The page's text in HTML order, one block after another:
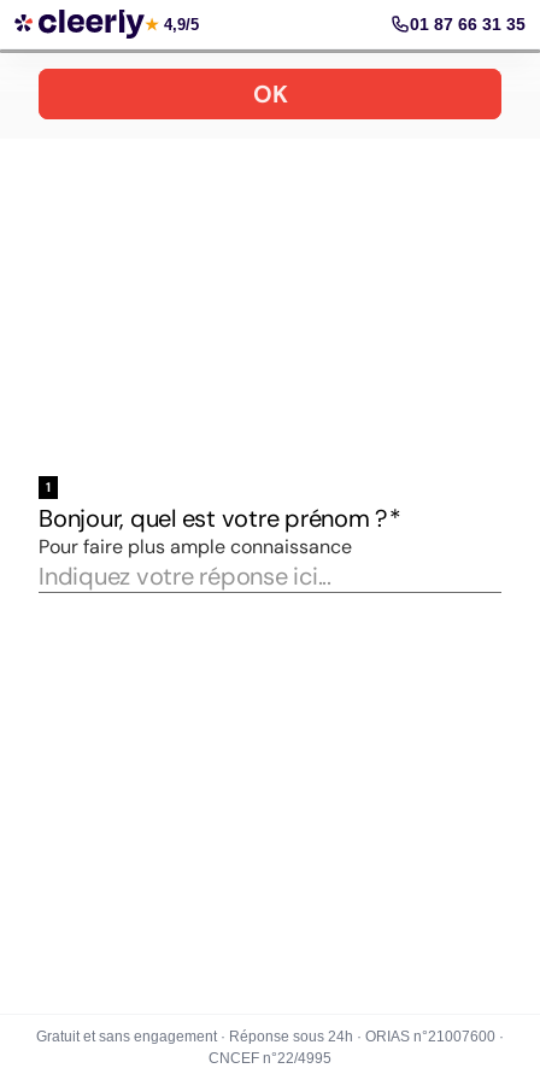
Votre simulation gratuite et personnalisée
★ 4,9/5 01 87 66 31 35
Gratuit et sans engagement · Réponse sous 24h · ORIAS n°21007600 ·
CNCEF n°22/4995